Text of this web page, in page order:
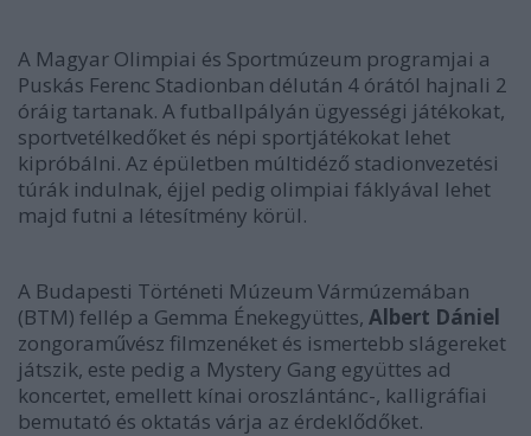
A Magyar Olimpiai és Sportmúzeum programjai a
Puskás Ferenc Stadionban délután 4 órától hajnali 2
óráig tartanak. A futballpályán ügyességi játékokat,
sportvetélkedőket és népi sportjátékokat lehet
kipróbálni. Az épületben múltidéző stadionvezetési
túrák indulnak, éjjel pedig olimpiai fáklyával lehet
majd futni a létesítmény körül.
A Budapesti Történeti Múzeum Vármúzemában
(BTM) fellép a Gemma Énekegyüttes, Albert Dániel
zongoraművész filmzenéket és ismertebb slágereket
játszik, este pedig a Mystery Gang együttes ad
koncertet, emellett kínai oroszlántánc-, kalligráfiai
bemutató és oktatás várja az érdeklődőket.